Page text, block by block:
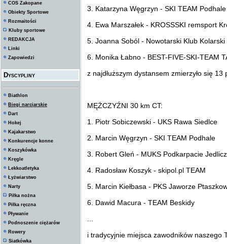
COS Zakopane
Obiekty Sportowe
Rozmaitości
Kluby sportowe
REDAKCJA
Linki
Zapowiedzi
Dyscypliny
Biathlon
Biegi narciarskie
Dart
Hokej
Kajakarstwo
Konkurencje konne
Koszykówka
Kręgle
Lekkoatletyka
Łyżwiarstwo
Narty
Piłka nożna
Piłka ręczna
Pływanie
Podnoszenie ciężarów
Rowery
Siatkówka
3. Katarzyna Węgrzyn - SKI TEAM Podhale
4. Ewa Marszałek - KROSSSKI remsport
5. Joanna Soból - Nowotarski Klub Kolarski
6. Monika Łabno - BEST-FIVE-SKI-TEAM
z najdłuższym dystansem zmierzyło się 13
MĘŻCZYŹNI 30 km CT:
1. Piotr Sobiczewski - UKS Rawa Siedlce
2. Marcin Węgrzyn - SKI TEAM Podhale
3. Robert Gleń - MUKS Podkarpacie
4. Radosław Koszyk - skipol.pl TEAM
5. Marcin Kiełbasa - PKS Jaworze
6. Dawid Macura - TEAM Beskidy
i tradycyjnie miejsca zawodników naszego